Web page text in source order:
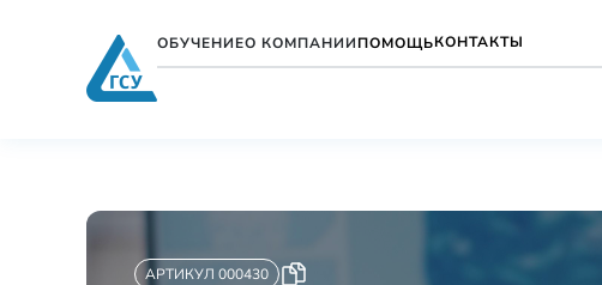
ОБУЧЕНИЕО КОМПАНИИПОМОЩЬКОНТАКТЫ
АРТИКУЛ 000430